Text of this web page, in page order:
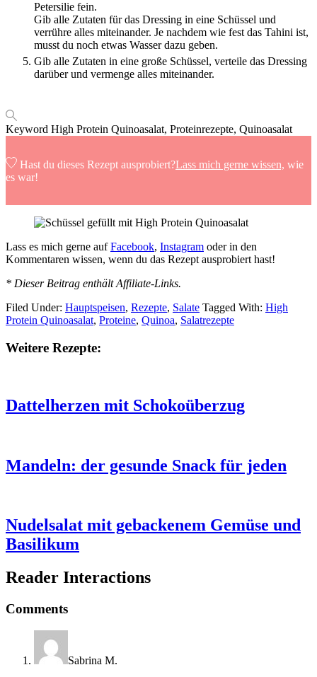
Petersilie fein.
Gib alle Zutaten für das Dressing in eine Schüssel und
verrühre alles miteinander. Je nachdem wie fest das Tahini ist,
musst du noch etwas Wasser dazu geben.
Gib alle Zutaten in eine große Schüssel, verteile das Dressing
darüber und vermenge alles miteinander.
Keyword High Protein Quinoasalat, Proteinrezepte, Quinoasalat
Hast du dieses Rezept ausprobiert?Lass mich gerne wissen, wie
es war!
Lass es mich gerne aufFacebook, Instagram oder in den
Kommentaren wissen, wenn du das Rezept ausprobiert hast!
* Dieser Beitrag enthält Affiliate-Links.
Filed Under: Hauptspeisen, Rezepte, Salate Tagged With: High
Protein Quinoasalat, Proteine, Quinoa, Salatrezepte
Weitere Rezepte:
Dattelherzen mit Schokoüberzug
Mandeln: der gesunde Snack für jeden
Nudelsalat mit gebackenem Gemüse und
Basilikum
Reader Interactions
Comments
Sabrina M.